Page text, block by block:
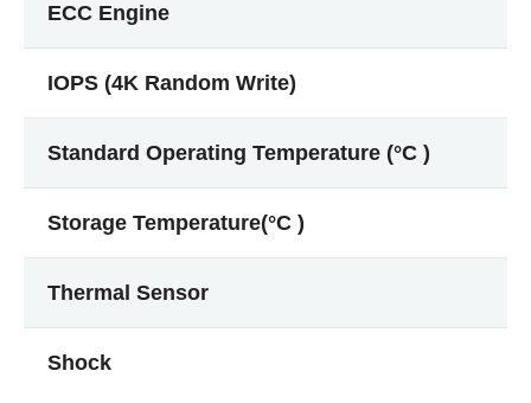
ECC Engine
IOPS (4K Random Write)
Standard Operating Temperature (°C )
Storage Temperature(°C )
Thermal Sensor
Shock